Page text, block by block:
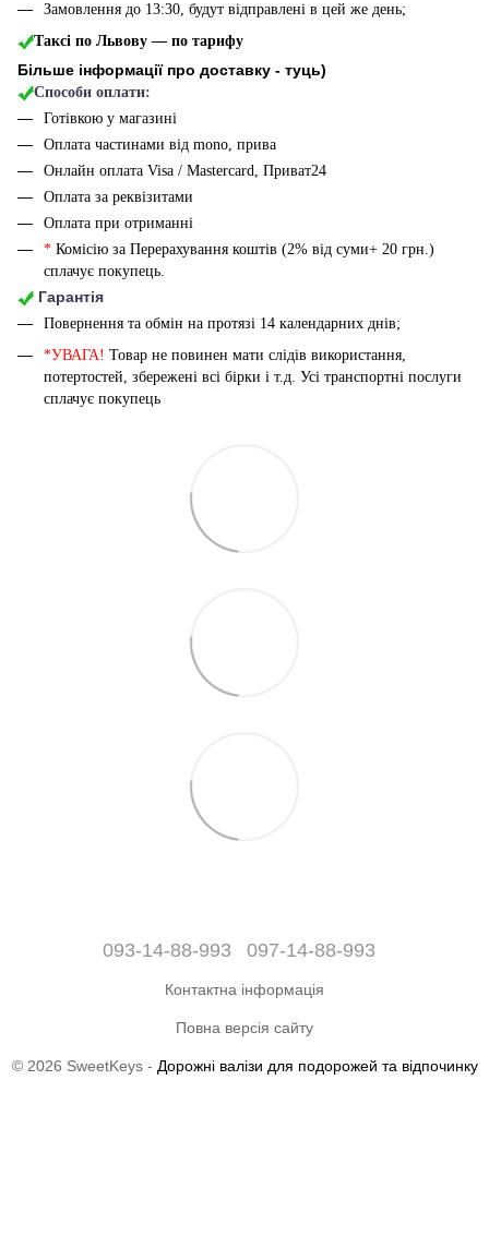
Замовлення до 13:30, будут відправлені в цей же день;
Таксі по Львову — по тарифу
Більше інформації про доставку - туць)
Способи оплати:
Готівкою у магазині
Оплата частинами від mono, прива
Онлайн оплата Visa / Mastercard, Приват24
Оплата за реквізитами
Оплата при отриманні
* Комісію за Перерахування коштів (2% від суми+ 20 грн.)
сплачує покупець.
Гарантія
Повернення та обмін на протязі 14 календарних днів;
*УВАГА! Товар не повинен мати слідів використання,
потертостей, збережені всі бірки і т.д. Усі транспортні послуги
сплачує покупець
093-14-88-993 097-14-88-993
Контактна інформація
Повна версія сайту
© 2026 SweetKeys - Дорожні валізи для подорожей та відпочинку